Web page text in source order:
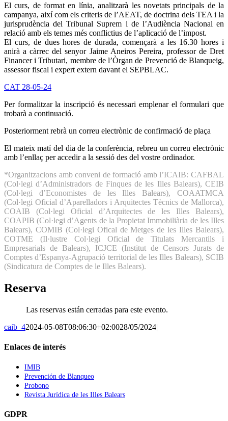
El curs, de format en línia, analitzarà les novetats principals de la
campanya, així com els criteris de l’AEAT, de doctrina dels TEA i la
jurisprudència del Tribunal Suprem i de l’Audiència Nacional en
relació amb els temes més conflictius de l’aplicació de l’impost.
El curs, de dues hores de durada, començarà a les 16.30 hores i
anirà a càrrec del senyor Jaime Aneiros Pereira, professor de Dret
Financer i Tributari, membre de l’Òrgan de Prevenció de Blanqueig,
assessor fiscal i expert extern davant el SEPBLAC.
CAT 28-05-24
Per formalitzar la inscripció és necessari emplenar el formulari que
trobarà a continuació.
Posteriorment rebrà un correu electrònic de confirmació de plaça
El mateix matí del dia de la conferència, rebreu un correu electrònic
amb l’enllaç per accedir a la sessió des del vostre ordinador.
*Organitzacions amb conveni de formació amb l’ICAIB: CAFBAL
(Col·legi d’Administradors de Finques de les Illes Balears), CEIB
(Col·legi d’Economistes de les Illes Balears), COAATMCA
(Col·legi Oficial d’Aparelladors i Arquitectes Tècnics de Mallorca),
COAIB (Col·legi Oficial d’Arquitectes de les Illes Balears),
COAPIB (Col·legi d’Agents de la Propietat Immobiliària de les Illes
Balears), COMIB (Col·legi Ofical de Metges de les Illes Balears),
COTME (Il·lustre Col·legi Oficial de Titulats Mercantils i
Empresarials de Balears), ICJCE (Institut de Censors Jurats de
Comptes d’Espanya-Agrupació territorial de les Illes Balears), SCIB
(Sindicatura de Comptes de le Illes Balears).
Reserva
Las reservas están cerradas para este evento.
caib_42024-05-08T08:06:30+02:0028/05/2024|
Enlaces de interés
IMIB
Prevención de Blanqueo
Probono
Revista Jurídica de les Illes Balears
GDPR